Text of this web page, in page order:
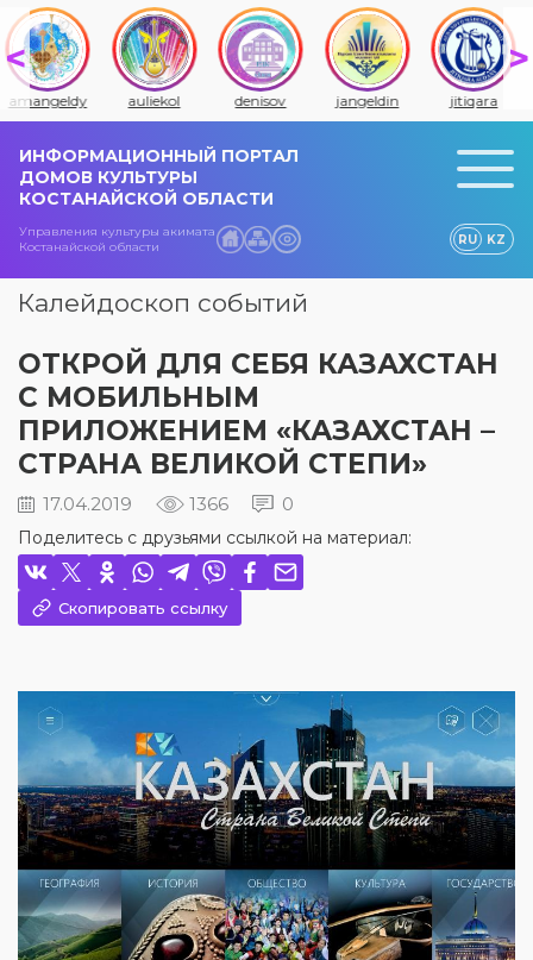
amangeldy auliekol denisov jangeldin jitiqara
ИНФОРМАЦИОННЫЙ ПОРТАЛ
ДОМОВ КУЛЬТУРЫ
КОСТАНАЙСКОЙ ОБЛАСТИ
Управления культуры акимата
Костанайской области
RU KZ
Калейдоскоп событий
ОТКРОЙ ДЛЯ СЕБЯ КАЗАХСТАН
С МОБИЛЬНЫМ
ПРИЛОЖЕНИЕМ «КАЗАХСТАН –
СТРАНА ВЕЛИКОЙ СТЕПИ»
17.04.2019 1366 0
Поделитесь с друзьями ссылкой на материал:
Скопировать ссылку